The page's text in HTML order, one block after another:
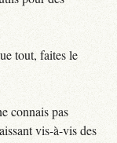
tout, faites le
connais pas
vis-à-vis des